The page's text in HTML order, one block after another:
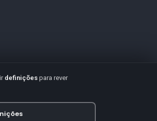
definições para rever